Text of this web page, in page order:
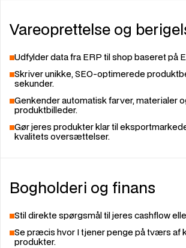
Vareoprettelse og
Udfylder data fra ERP til shop baseret på
Skriver unikke, SEO-optimerede
sekunder.
Genkender automatisk farver, materialer
produktbilleder.
Gør jeres produkter klar til
kvalitets oversættelser.
Bogholderi og finans
Stil direkte spørgsmål til jeres cashflow
Se præcis hvor I tjener penge på tværs af
produkter.